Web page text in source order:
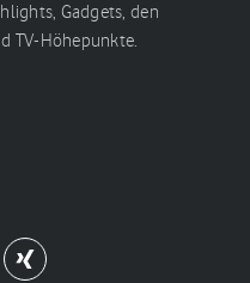
Gadgets, den
TV-Höhepunkte.